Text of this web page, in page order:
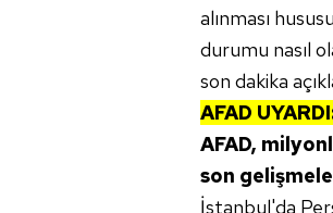
alınması
durumu nasıl
son dakika
AFAD
AFAD,
son
İstanbul'da